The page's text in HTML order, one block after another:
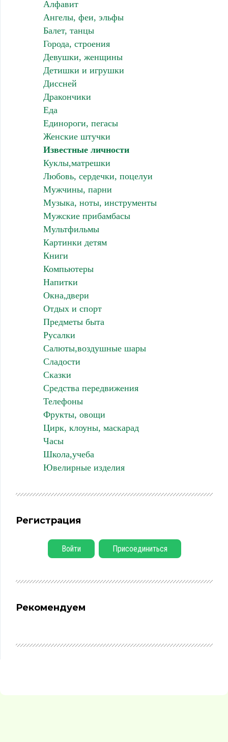
Алфавит
Ангелы, феи, эльфы
Балет, танцы
Города, строения
Девушки, женщины
Детишки и игрушки
Диссней
Дракончики
Еда
Единороги, пегасы
Женские штучки
Известные личности
Куклы,матрешки
Любовь, сердечки, поцелуи
Мужчины, парни
Музыка, ноты, инструменты
Мужские прибамбасы
Мультфильмы
Картинки детям
Книги
Компьютеры
Напитки
Окна,двери
Отдых и спорт
Предметы быта
Русалки
Салюты,воздушные шары
Сладости
Сказки
Средства передвижения
Телефоны
Фрукты, овощи
Цирк, клоуны, маскарад
Часы
Школа,учеба
Ювелирные изделия
Регистрация
Войти Присоединиться
Рекомендуем